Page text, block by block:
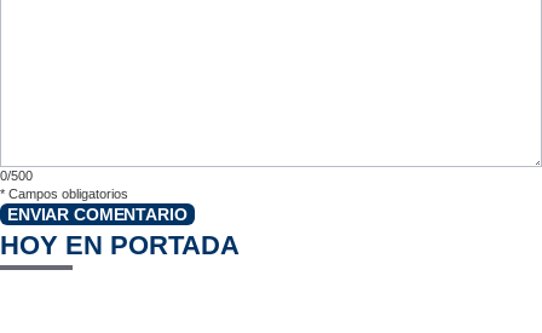
0/500
* Campos obligatorios
ENVIAR COMENTARIO
HOY EN PORTADA